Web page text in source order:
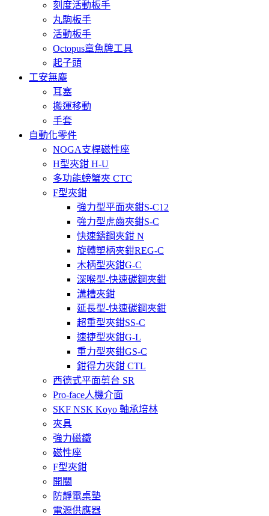
刻度活動板手
丸駒板手
活動板手
Octopus章魚牌工具
起子頭
工安無塵
耳塞
搬運移動
手套
自動化零件
NOGA支桿磁性座
H型夾鉗 H-U
多功能螃蟹夾 CTC
F型夾鉗
強力型平面夾鉗S-C12
強力型虎齒夾鉗S-C
快速鑄鋼夾鉗 N
旋轉塑柄夾鉗REG-C
木柄型夾鉗G-C
深喉型-快速碳鋼夾鉗
溝槽夾鉗
延長型-快速碳鋼夾鉗
超重型夾鉗SS-C
速捷型夾鉗G-L
重力型夾鉗GS-C
鉗得力夾鉗 CTL
西德式平面剪台 SR
Pro-face人機介面
SKF NSK Koyo 軸承培林
夾具
強力磁鐵
磁性座
F型夾鉗
開關
防靜電桌墊
電源供應器